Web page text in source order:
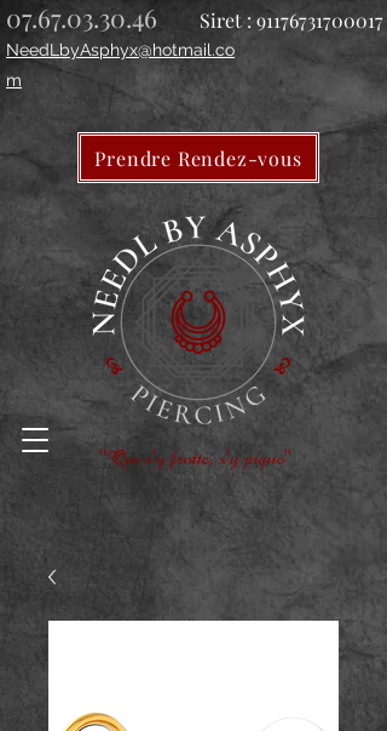
07.67.03.30.46 Siret :91176731700017
NeedLbyAsphyx@hotmail.co
m
Prendre Rendez-vous
"Qui s'y frotte, s'y pique"